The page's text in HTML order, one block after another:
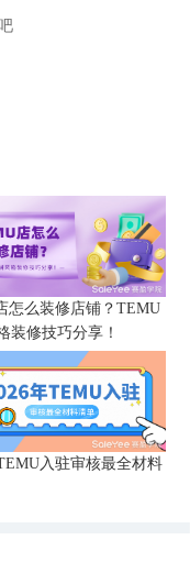
怎么装修店铺？TEMU
装修技巧分享！
入驻审核最全材料